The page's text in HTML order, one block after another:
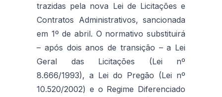
trazidas pela nova Lei de Licitações e
Contratos Administrativos, sancionada
em 1º de abril. O normativo substituirá
– após dois anos de transição – a Lei
Geral das Licitações (Lei nº
8.666/1993), a Lei do Pregão (Lei nº
10.520/2002) e o Regime Diferenciado